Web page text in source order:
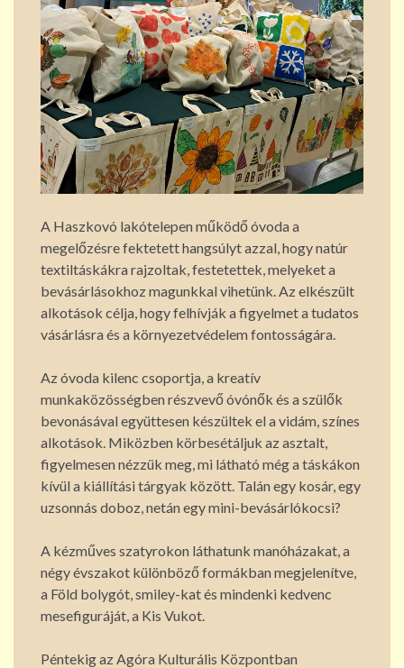
A Haszkovó lakótelepen működő óvoda a
megelőzésre fektetett hangsúlyt azzal, hogy natúr
textiltáskákra rajzoltak, festetettek, melyeket a
bevásárlásokhoz magunkkal vihetünk. Az elkészült
alkotások célja, hogy felhívják a figyelmet a tudatos
vásárlásra és a környezetvédelem fontosságára.
Az óvoda kilenc csoportja, a kreatív
munkaközösségben részvevő óvónők és a szülők
bevonásával együttesen készültek el a vidám, színes
alkotások. Miközben körbesétáljuk az asztalt,
figyelmesen nézzük meg, mi látható még a táskákon
kívül a kiállítási tárgyak között. Talán egy kosár, egy
uzsonnás doboz, netán egy mini-bevásárlókocsi?
A kézműves szatyrokon láthatunk manóházakat, a
négy évszakot különböző formákban megjelenítve,
a Föld bolygót, smiley-kat és mindenki kedvenc
mesefiguráját, a Kis Vukot.
Péntekig az Agóra Kulturális Központban